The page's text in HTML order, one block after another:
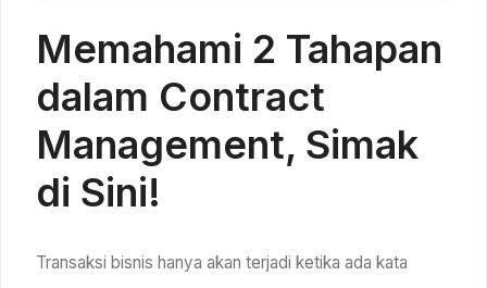
Memahami 2 Tahapan
dalam Contract
Management, Simak
di Sini!
Transaksi bisnis hanya akan terjadi ketika ada kata